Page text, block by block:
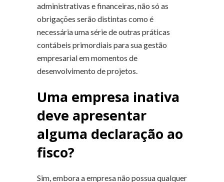
administrativas e financeiras, não só as
obrigações serão distintas como é
necessária uma série de outras práticas
contábeis primordiais para sua gestão
empresarial em momentos de
desenvolvimento de projetos.
Uma empresa inativa
deve apresentar
alguma declaração ao
fisco?
Sim, embora a empresa não possua qualquer